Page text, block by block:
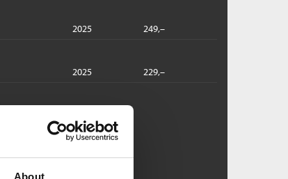
About
2025 249,–
2025 229,–